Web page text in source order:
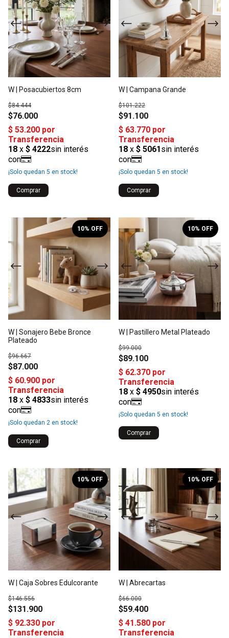
W | Posacubiertos 8cm
$76.000
$84.444
¡Solo quedan 5 en stock!
W | Campana Grande
$91.100
$101.222
¡Solo quedan 5 en stock!
1/2
W | Sonajero Bebe Bronce
Plateado
$87.000
$96.667
10% OFF
¡Solo quedan 2 en stock!
1/2
W | Pastillero Metal Plateado
$89.100
$99.000
10% OFF
¡Solo quedan 5 en stock!
1/2
W | Caja Sobres Edulcorante
$131.900
$146.556
10% OFF 1/2
W | Abrecartas
$59.400
$66.000
10% OFF